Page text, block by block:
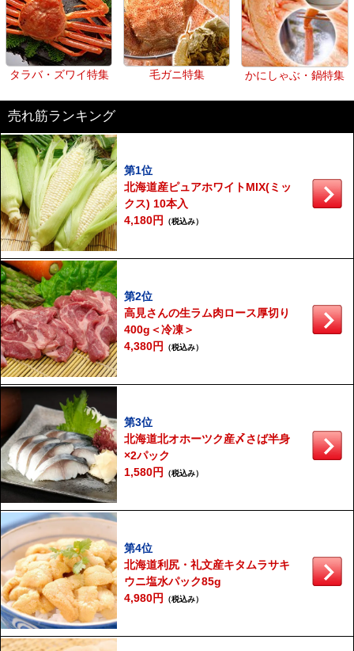
タラバ・ズワイ特集 毛ガニ特集 かにしゃぶ・鍋特集
売れ筋ランキング
第1位
北海道産ピュアホワイトMIX(ミッ
クス) 10本入
4,180円
（税込み）
第2位
高見さんの生ラム肉ロース厚切り
400g＜冷凍＞
4,380円
（税込み）
第3位
北海道北オホーツク産〆さば半身
×2パック
1,580円
（税込み）
第4位
北海道利尻・礼文産キタムラサキ
ウニ塩水パック85g
4,980円
（税込み）